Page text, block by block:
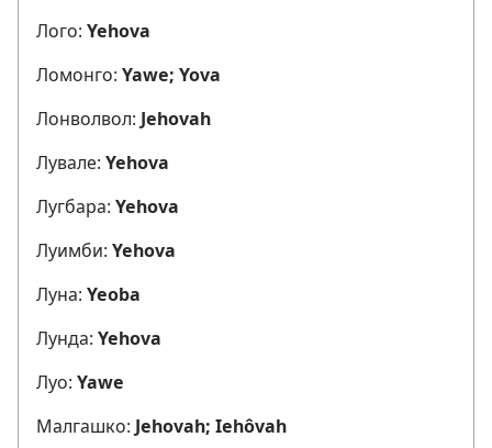
Лого: Yehova
Ломонго: Yawe; Yova
Лонволвол: Jehovah
Лувале: Yehova
Лугбара: Yehova
Луимби: Yehova
Луна: Yeoba
Лунда: Yehova
Луо: Yawe
Малгашко: Jehovah; Iehôvah